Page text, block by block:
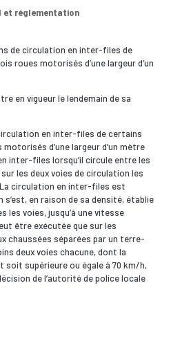
réglementation
de circulation en inter-files de
roues motorisés d’une largeur d’un
en vigueur le lendemain de sa
en inter-files de certains
d’une largeur d’un mètre
inter-files lorsqu’il circule entre les
les deux voies de circulation les
La circulation en inter-files est
en raison de sa densité, établie
voies, jusqu’à une vitesse
être exécutée que sur les
chaussées séparées par un terre-
deux voies chacune, dont la
supérieure ou égale à 70 km/h,
de l’autorité de police locale